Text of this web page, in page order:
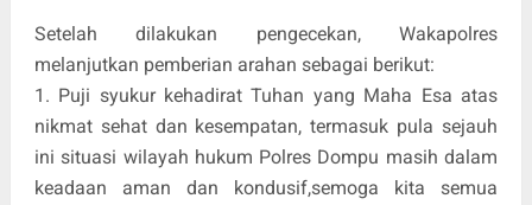
Setelah dilakukan pengecekan, Wakapolres
melanjutkan pemberian arahan sebagai berikut:
1. Puji syukur kehadirat Tuhan yang Maha Esa atas
nikmat sehat dan kesempatan, termasuk pula sejauh
ini situasi wilayah hukum Polres Dompu masih dalam
keadaan aman dan kondusif,semoga kita semua